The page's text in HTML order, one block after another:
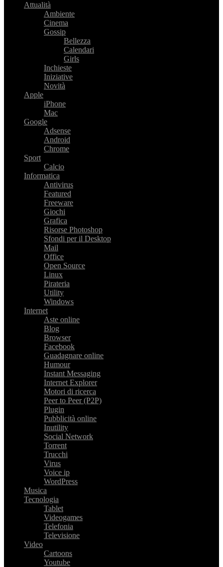
Attualità
Ambiente
Cinema
Gossip
Bellezza
Calendari
Girls
Inchieste
Iniziative
Novità
Apple
iPhone
Mac
Google
Adsense
Android
Chrome
Sport
Calcio
Informatica
Antivirus
Featured
Freeware
Giochi
Grafica
Risorse Photoshop
Sfondi per il Desktop
Mail
Office
Open Source
Linux
Pirateria
Utility
Windows
Internet
Aste online
Blog
Browser
Facebook
Guadagnare online
Humour
Instant Messaging
Internet Explorer
Motori di ricerca
Peer to Peer (P2P)
Plugin
Pubblicità online
Inutility
Social Network
Torrent
Trucchi
Virus
Voice ip
WordPress
Musica
Tecnologia
Tablet
Videogames
Telefonia
Televisione
Video
Cartoons
Youtube